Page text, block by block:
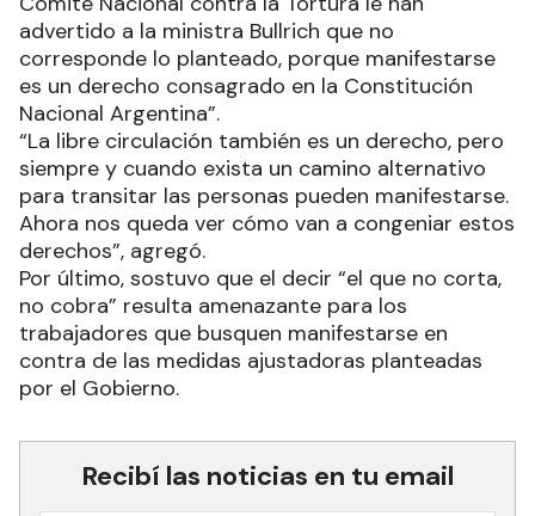
advertido a la ministra Bullrich que no
corresponde lo planteado, porque manifestarse
es un derecho consagrado en la Constitución
Nacional Argentina”.
“La libre circulación también es un derecho, pero
siempre y cuando exista un camino alternativo
para transitar las personas pueden manifestarse.
Ahora nos queda ver cómo van a congeniar estos
derechos”, agregó.
Por último, sostuvo que el decir “el que no corta,
no cobra” resulta amenazante para los
trabajadores que busquen manifestarse en
contra de las medidas ajustadoras planteadas
por el Gobierno.
Recibí las noticias en tu email